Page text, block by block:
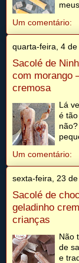
Um comentário:
quarta-feira, 4
Sacolé de
com morango
cremosa
Lá
é
Um comentário:
sexta-feira, 23
Sacolé de
geladinho
crianças
Não
de
e